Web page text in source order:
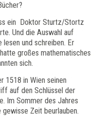
ein Doktor Sturtz/Stortz
Und die Auswahl auf
lesen und schreiben. Er
großes mathematisches
sich.
1518 in Wien seinen
auf den Schlüssel der
Im Sommer des Jahres
Zeit beurlauben.